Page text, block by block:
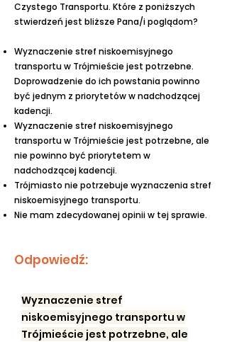
Czystego Transportu. Które z poniższych
stwierdzeń jest bliższe Pana/i poglądom?
Wyznaczenie stref niskoemisyjnego
transportu w Trójmieście jest potrzebne.
Doprowadzenie do ich powstania powinno
być jednym z priorytetów w nadchodzącej
kadencji.
Wyznaczenie stref niskoemisyjnego
transportu w Trójmieście jest potrzebne, ale
nie powinno być priorytetem w
nadchodzącej kadencji.
Trójmiasto nie potrzebuje wyznaczenia stref
niskoemisyjnego transportu.
Nie mam zdecydowanej opinii w tej sprawie.
Odpowiedź:
Wyznaczenie stref
niskoemisyjnego transportu w
Trójmieście jest potrzebne, ale